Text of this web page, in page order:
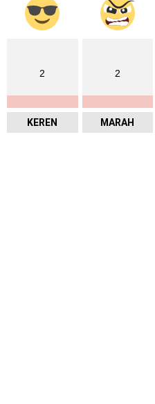
2
KEREN
2
MARAH